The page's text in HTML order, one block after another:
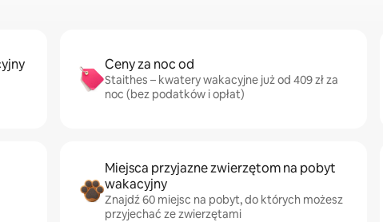
Ceny za noc od
Staithes – kwatery wakacyjne już od 409 zł za
noc (bez podatków i opłat)
Miejsca przyjazne zwierzętom na pobyt
wakacyjny
Znajdź 60 miejsc na pobyt, do których możesz
przyjechać ze zwierzętami